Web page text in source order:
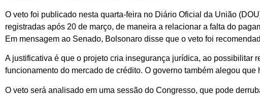
O veto foi publicado nesta quarta-feira no Diário Oficial da União
registradas após 20 de março, de maneira a relacionar a falta do
Em mensagem ao Senado, Bolsonaro disse que o veto foi
A justificativa é que o projeto cria insegurança jurídica, ao possibilitar
funcionamento do mercado de crédito. O governo também alegou
O veto será analisado em uma sessão do Congresso, que pode